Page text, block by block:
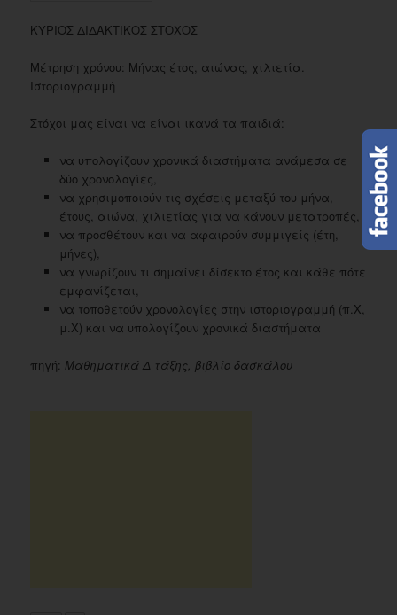
ΚΥΡΙΟΣ ΔΙΔΑΚΤΙΚΟΣ ΣΤΟΧΟΣ
Μέτρηση χρόνου: Μήνας έτος, αιώνας, χιλιετία.
Ιστοριογραμμή
Στόχοι μας είναι να είναι ικανά τα παιδιά:
να υπολογίζουν χρονικά διαστήματα ανάμεσα σε
δύο χρονολογίες,
να χρησιμοποιούν τις σχέσεις μεταξύ του μήνα,
έτους, αιώνα, χιλιετίας για να κάνουν μετατροπές,
να προσθέτουν και να αφαιρούν συμμιγείς (έτη,
μήνες),
να γνωρίζουν τι σημαίνει δίσεκτο έτος και κάθε πότε
εμφανίζεται,
να τοποθετούν χρονολογίες στην ιστοριογραμμή (π.Χ,
μ.Χ) και να υπολογίζουν χρονικά διαστήματα
πηγή:Μαθηματικά Δ τάξης, βιβλίο δασκάλου